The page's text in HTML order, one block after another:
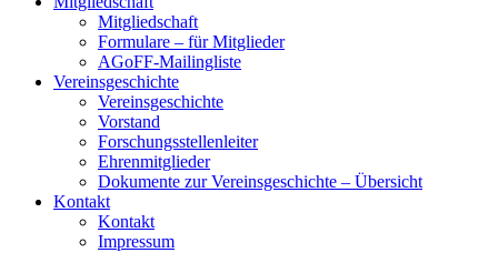
Mitgliedschaft
Formulare – für Mitglieder
AGoFF-Mailingliste
Vereinsgeschichte
Vereinsgeschichte
Vorstand
Forschungsstellenleiter
Ehrenmitglieder
Dokumente zur Vereinsgeschichte – Übersicht
Kontakt
Kontakt
Impressum